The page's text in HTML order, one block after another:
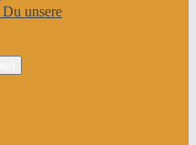
unsere